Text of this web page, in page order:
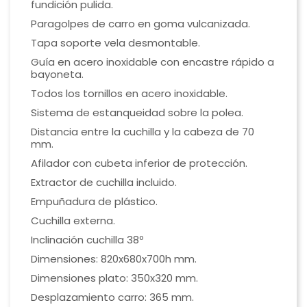
fundición pulida.
Paragolpes de carro en goma vulcanizada.
Tapa soporte vela desmontable.
Guía en acero inoxidable con encastre rápido a
bayoneta.
Todos los tornillos en acero inoxidable.
Sistema de estanqueidad sobre la polea.
Distancia entre la cuchilla y la cabeza de 70
mm.
Afilador con cubeta inferior de protección.
Extractor de cuchilla incluido.
Empuñadura de plástico.
Cuchilla externa.
Inclinación cuchilla 38º
Dimensiones: 820x680x700h mm.
Dimensiones plato: 350x320 mm.
Desplazamiento carro: 365 mm.